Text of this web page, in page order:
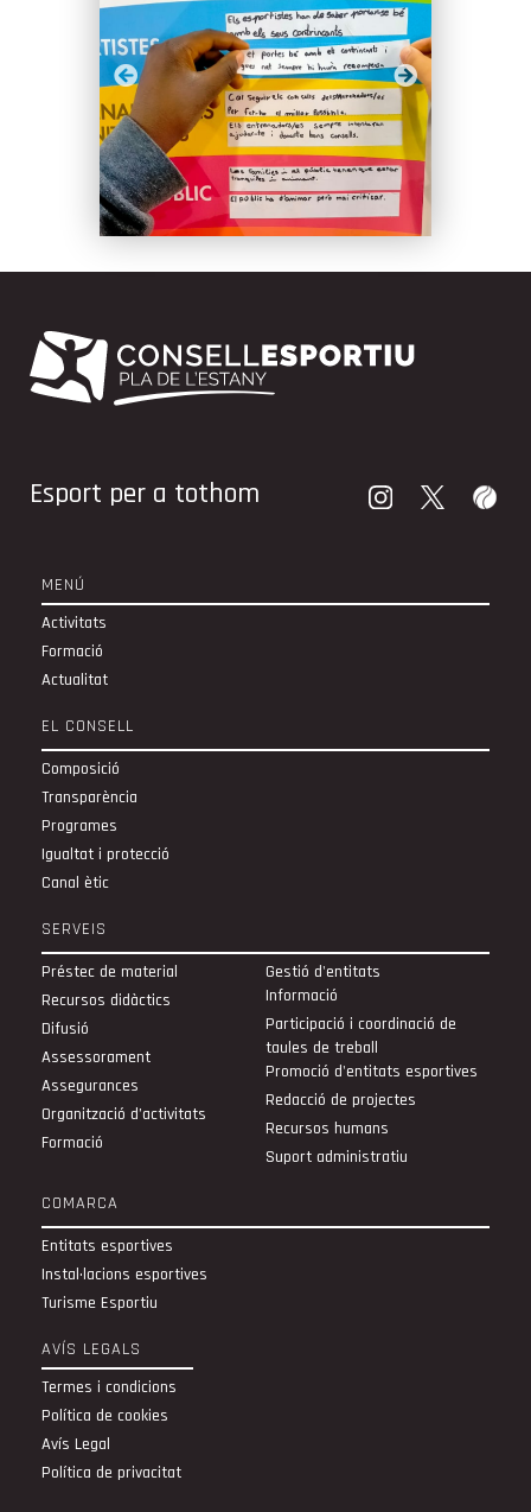
Esport per a tothom
MENÚ
Activitats
Formació
Actualitat
EL CONSELL
Composició
Transparència
Programes
Igualtat i protecció
Canal ètic
SERVEIS
Préstec de material
Recursos didàctics
Difusió
Assessorament
Assegurances
Organització d’activitats
Formació
Gestió d'entitats
Informació
Participació i coordinació de
taules de treball
Promoció d'entitats esportives
Redacció de projectes
Recursos humans
Suport administratiu
COMARCA
Entitats esportives
Instal·lacions esportives
Turisme Esportiu
AVÍS LEGALS
Termes i condicions
Política de cookies
Avís Legal
Política de privacitat